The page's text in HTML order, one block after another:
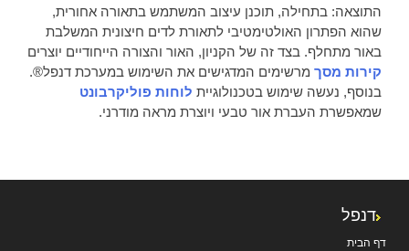
התוצאה: בתחילה, תוכנן עיצוב המשתמש בתאורה אחורית,
שהוא הפתרון האולטימטיבי לתאורת לדים חיצונית המשלבת
באור מתחלף. בצד זה של הקניון, האור והצורה הייחודיים יוצרים
קירות מסך מרשימים המדגישים את השימוש במערכת דנפל®.
בנוסף, נעשה שימוש בטכנולוגיית לוחות פוליקרבונט
שמאפשרת העברת אור טבעי ויוצרת מראה מודרני.
דנפל
דף הבית